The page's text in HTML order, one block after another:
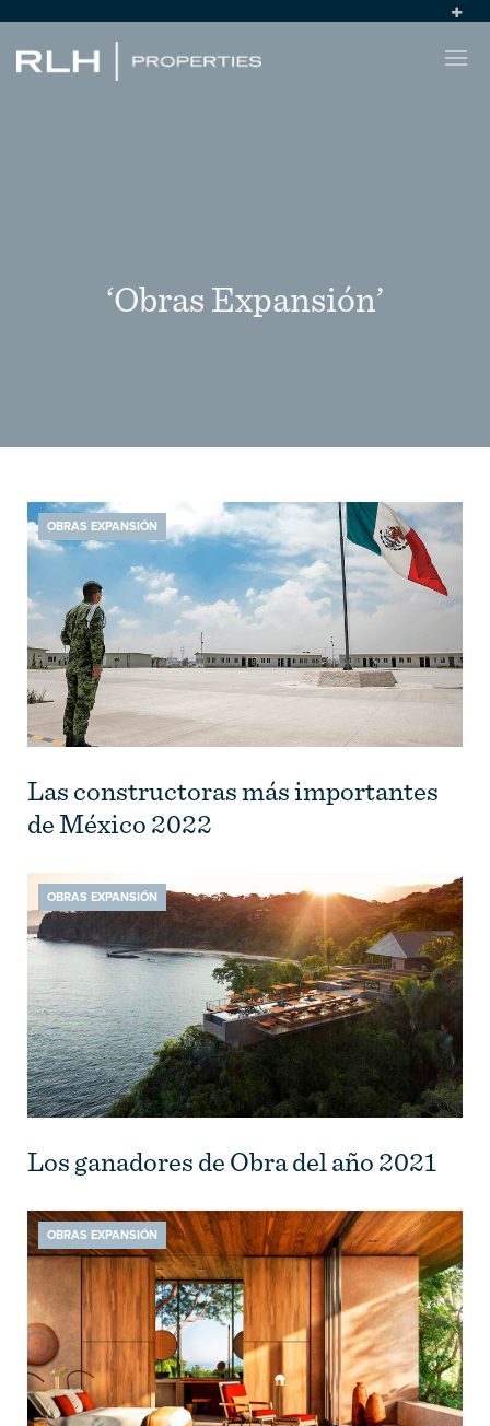
‘Obras Expansión’
OBRAS EXPANSIÓN
Las constructoras más importantes
de México 2022
OBRAS EXPANSIÓN
Los ganadores de Obra del año 2021
OBRAS EXPANSIÓN